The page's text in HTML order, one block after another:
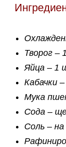
Творог –
Яйца – 1
Кабачки
Мука
Сода –
Соль – на